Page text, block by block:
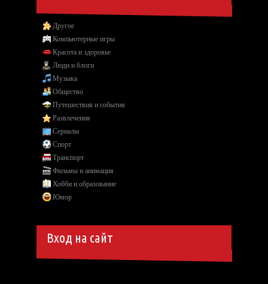
Другое
Компьютерные игры
Красота и здоровье
Люди и блоги
Музыка
Общество
Путешествия и события
Развлечения
Сериалы
Спорт
Транспорт
Фильмы и анимация
Хобби и образование
Юмор
Вход на сайт